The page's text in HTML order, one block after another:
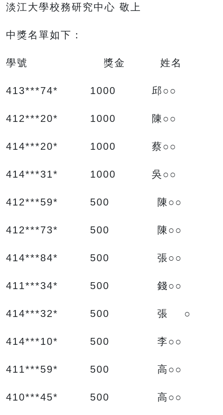
淡江大學校務研究中心 敬上
中獎名單如下：
學號 獎金 姓名
413***74* 1000 邱○○
412***20* 1000 陳○○
414***20* 1000 蔡○○
414***31* 1000 吳○○
412***59* 500 陳○○
412***73* 500 陳○○
414***84* 500 張○○
411***34* 500 錢○○
414***32* 500 張 ○
414***10* 500 李○○
411***59* 500 高○○
410***45* 500 高○○